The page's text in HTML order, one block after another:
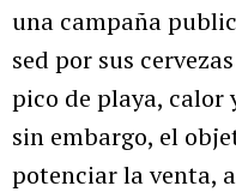
una campaña
sed por sus
pico de playa, calor
sin embargo, el
potenciar la venta,